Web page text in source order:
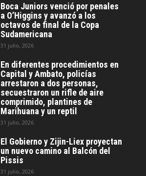
Boca Juniors venció por penales
a O’Higgins y avanzó a los
octavos de final de la Copa
Sudamericana
31 julio, 2026
En diferentes procedimientos en
Capital y Ambato, policías
arrestaron a dos personas,
secuestraron un rifle de aire
comprimido, plantines de
Marihuana y un reptil
31 julio, 2026
El Gobierno y Zijin-Liex proyectan
un nuevo camino al Balcón del
Pissis
31 julio, 2026